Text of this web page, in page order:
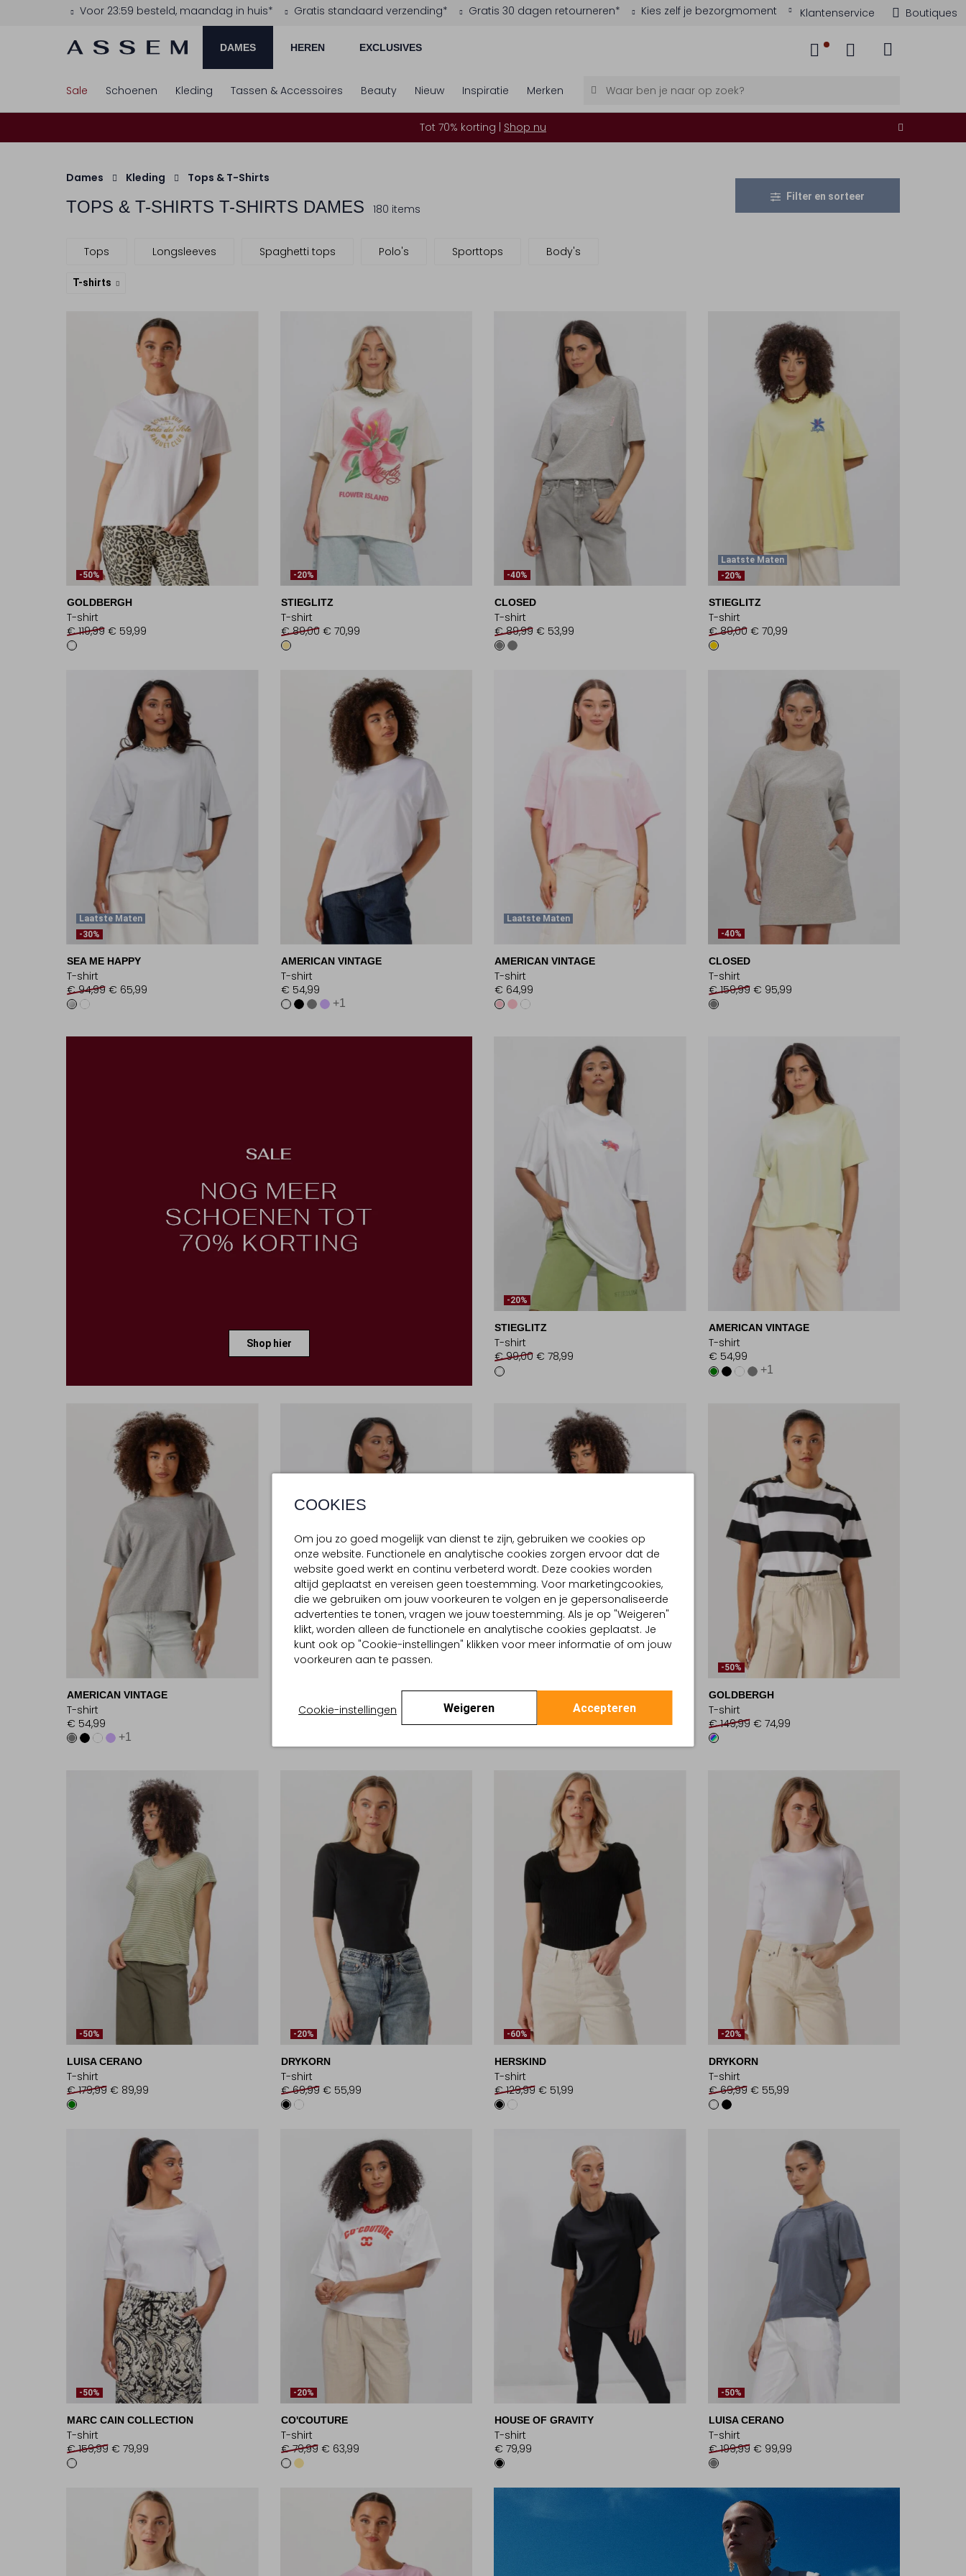
Voor 23:59 besteld, maandag in huis* Gratis standaard verzending* Gratis 30 dagen retourneren* Kies zelf je bezorgmoment Klantenservice Boutiques
DAMES HEREN EXCLUSIVES
COOKIES
Om jou zo goed mogelijk van dienst te zijn, gebruiken we cookies op
onze website. Functionele en analytische cookies zorgen ervoor dat de
website goed werkt en continu verbeterd wordt. Deze cookies worden
altijd geplaatst en vereisen geen toestemming. Voor marketingcookies,
die we gebruiken om jouw voorkeuren te volgen en je gepersonaliseerde
advertenties te tonen, vragen we jouw toestemming. Als je op "Weigeren"
klikt, worden alleen de functionele en analytische cookies geplaatst. Je
kunt ook op "Cookie-instellingen" klikken voor meer informatie of om jouw
voorkeuren aan te passen.
Cookie-instellingen Weigeren Accepteren
Sale Schoenen Kleding Tassen & Accessoires Beauty Nieuw Inspiratie Merken
Tot 70% korting | Shop nu
Dames Kleding Tops & T-Shirts
TOPS & T-SHIRTS T-SHIRTS DAMES 180 items
Filter en sorteer
Tops Longsleeves Spaghetti tops Polo's Sporttops Body's
T-shirts
-50%
GOLDBERGH
T-shirt
€ 119,99 € 59,99
-20%
STIEGLITZ
T-shirt
€ 89,00 € 70,99
-40%
CLOSED
T-shirt
€ 89,99 € 53,99
Laatste Maten
-20%
STIEGLITZ
T-shirt
€ 89,00 € 70,99
Laatste Maten
-30%
SEA ME HAPPY
T-shirt
€ 94,99 € 65,99
AMERICAN VINTAGE
T-shirt
€ 54,99
+1
Laatste Maten
AMERICAN VINTAGE
T-shirt
€ 64,99
-40%
CLOSED
T-shirt
€ 159,99 € 95,99
Shop hier
-20%
STIEGLITZ
T-shirt
€ 99,00 € 78,99
AMERICAN VINTAGE
T-shirt
€ 54,99
+1
AMERICAN VINTAGE
T-shirt
€ 54,99
+1
T-shirt
DEBLON SPORTS
€ 89,99 € 62,99
-50%
GOLDBERGH
T-shirt
€ 149,99 € 74,99
-50%
LUISA CERANO
T-shirt
€ 179,99 € 89,99
-20%
DRYKORN
T-shirt
€ 69,99 € 55,99
-60%
HERSKIND
T-shirt
€ 129,99 € 51,99
-20%
DRYKORN
T-shirt
€ 69,99 € 55,99
-50%
MARC CAIN COLLECTION
T-shirt
€ 159,99 € 79,99
-20%
CO'COUTURE
T-shirt
€ 79,99 € 63,99
HOUSE OF GRAVITY
T-shirt
€ 79,99
-50%
LUISA CERANO
T-shirt
€ 199,99 € 99,99